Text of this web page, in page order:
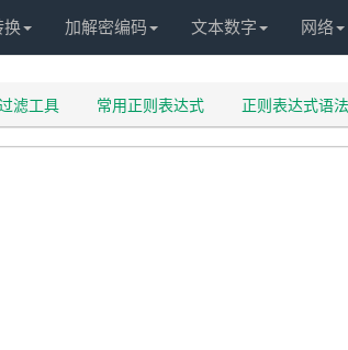
换 加解密编码 文本数字 网络
滤工具 常用正则表达式 正则表达式语